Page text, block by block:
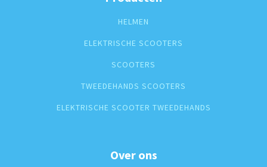
HELMEN
ELEKTRISCHE SCOOTERS
SCOOTERS
TWEEDEHANDS SCOOTERS
ELEKTRISCHE SCOOTER TWEEDEHANDS
Over ons